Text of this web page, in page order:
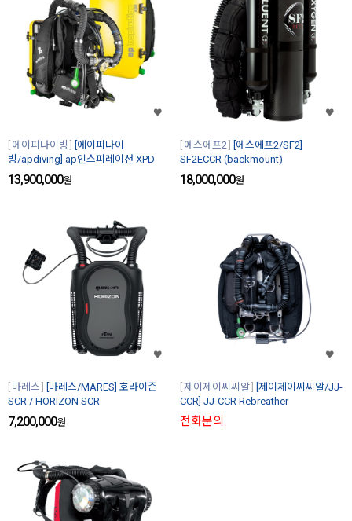
에이피다이빙
[에이피다이
빙/apdiving] ap인스피레이션 XPD
13,900,000원
에스에프2
[에스에프2/SF2]
SF2ECCR (backmount)
18,000,000원
마레스
[마레스/MARES] 호라이즌
SCR / HORIZON SCR
7,200,000원
제이제이씨씨알
[제이제이씨씨알/JJ-
CCR] JJ-CCR Rebreather
전화문의